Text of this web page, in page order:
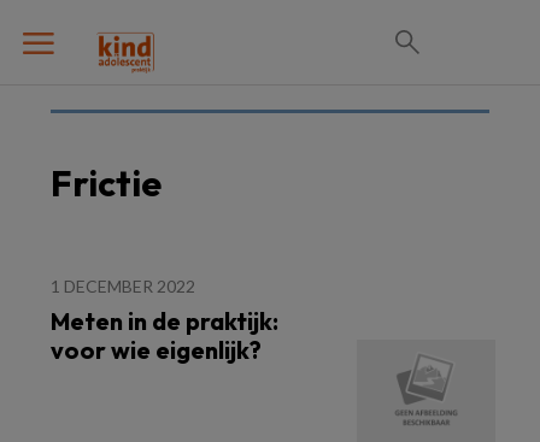
Frictie
1 DECEMBER 2022
Meten in de praktijk:
voor wie eigenlijk?